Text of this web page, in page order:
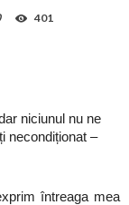
401
niciunul nu ne
necondiționat –
întreaga mea